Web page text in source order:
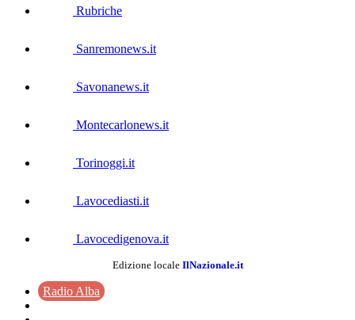
Rubriche
Sanremonews.it
Savonanews.it
Montecarlonews.it
Torinoggi.it
Lavocediasti.it
Lavocedigenova.it
Edizione locale IlNazionale.it
Radio Alba